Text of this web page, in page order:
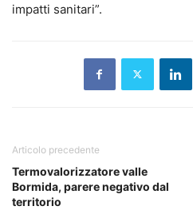
impatti sanitari”.
Articolo precedente
Termovalorizzatore valle
Bormida, parere negativo dal
territorio